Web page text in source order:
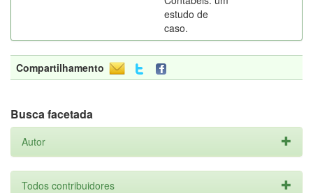
estudo de
caso.
Compartilhamento
Busca facetada
Autor
Todos contribuidores